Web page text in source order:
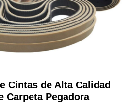
Cintas de Alta Calidad
Carpeta Pegadora